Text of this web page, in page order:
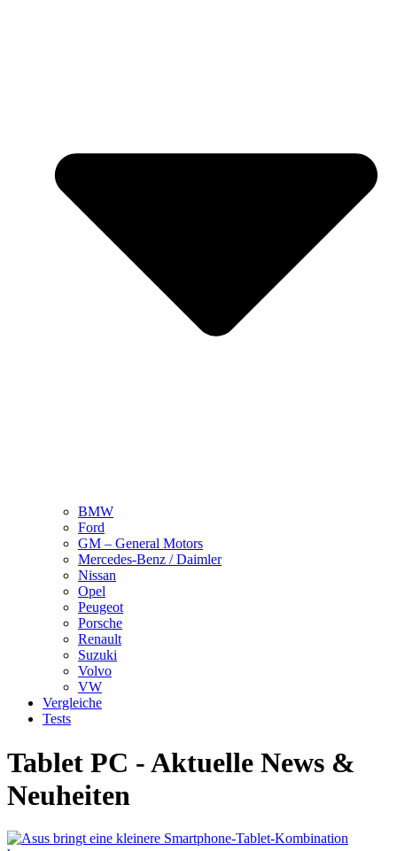
BMW
Ford
GM – General Motors
Mercedes-Benz / Daimler
Nissan
Opel
Peugeot
Porsche
Renault
Suzuki
Volvo
VW
Vergleiche
Tests
Tablet PC - Aktuelle News &
Neuheiten